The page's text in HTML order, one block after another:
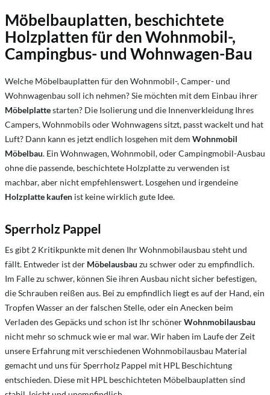
Möbelbauplatten, beschichtete
Holzplatten für den Wohnmobil-,
Campingbus- und Wohnwagen-Bau
Welche Möbelbauplatten für den Wohnmobil-, Camper- und
Wohnwagenbau soll ich nehmen? Sie möchten mit dem Einbau ihrer
Möbelplattestarten? Die Isolierung und die Innenverkleidung Ihres
Campers, Wohnmobils oder Wohnwagens sitzt, passt wackelt und hat
Luft? Dann kann es jetzt endlich losgehen mit dem Wohnmobil
Möbelbau. Ein Wohnwagen, Wohnmobil, oder Campingmobil-Ausbau
ohne die passende, beschichtete Holzplatte zu verwenden ist
machbar, aber nicht empfehlenswert. Losgehen und irgendeine
Holzplatte kaufen ist keine wirklich gute Idee.
Sperrholz Pappel
Es gibt 2 Kritikpunkte mit denen Ihr Wohnmobilausbau steht und
fällt. Entweder ist der Möbelausbau zu schwer oder zu empfindlich.
Im Falle zu schwer, können Sie ihren Ausbau nicht sicher befestigen,
die Schrauben reißen aus. Bei zu empfindlich liegt es auf der Hand, ein
Tropfen Wasser an der falschen Stelle, oder ein Anecken beim
Verladen des Gepäcks und schon ist Ihr schönerWohnmobilausbau
nicht mehr so schmuck wie er mal war. Wir haben im Laufe der Zeit
unsere Erfahrung mit verschiedenen Wohnmobilausbau Material
gemacht und uns für Sperrholz Pappel mit HPL Beschichtung
entschieden. Diese mit HPL beschichteten Möbelbauplatten sind